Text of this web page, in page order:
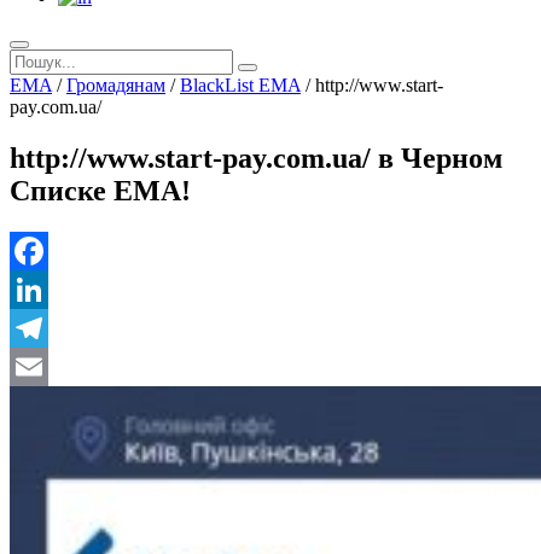
EMA /Громадянам /BlackList EMA /http://www.start-
pay.com.ua/
http://www.start-pay.com.ua/ в Черном
Списке ЕМА!
Facebook
LinkedIn
Telegram